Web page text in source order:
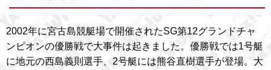
2002年に宮古島競艇場で開催されたSG第12グランドチャ
ンピオンの優勝戦で大事件は起きました。優勝戦では1号艇
に地元の西島義則選手、2号艇には熊谷直樹選手が登場。大